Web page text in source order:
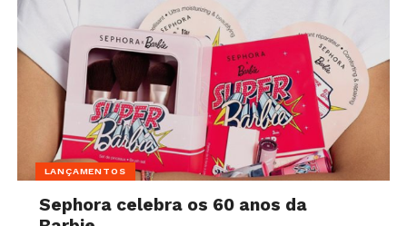
LANÇAMENTOS
Sephora celebra os 60 anos da